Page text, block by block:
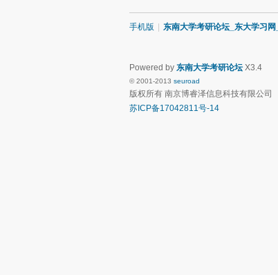
手机版
东南大学考研论坛_东大学习
Powered by 东南大学考研论坛 X3.4
© 2001-2013 seuroad
版权所有 南京博睿泽信息科技有限公司
苏ICP备17042811号-14